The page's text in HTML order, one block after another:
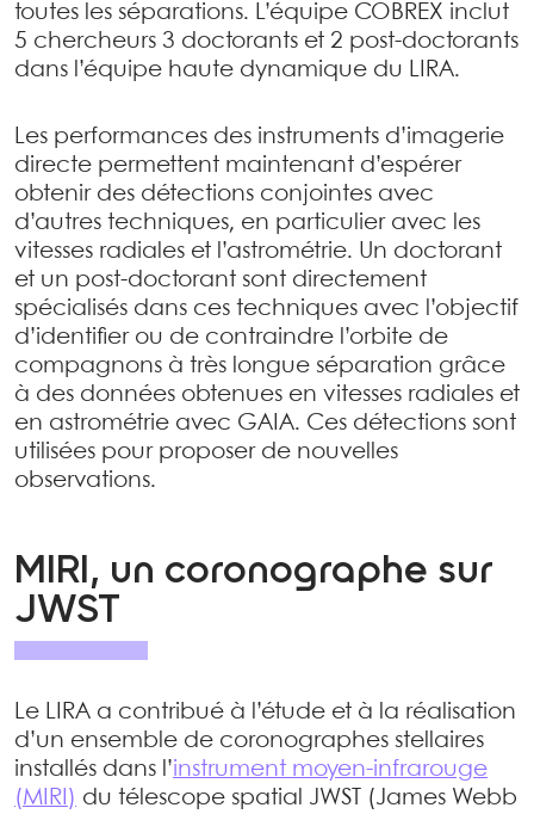
toutes les séparations. L’équipe COBREX inclut
5 chercheurs 3 doctorants et 2 post-doctorants
dans l’équipe haute dynamique du LIRA.
Les performances des instruments d’imagerie
directe permettent maintenant d’espérer
obtenir des détections conjointes avec
d’autres techniques, en particulier avec les
vitesses radiales et l’astrométrie. Un doctorant
et un post-doctorant sont directement
spécialisés dans ces techniques avec l’objectif
d’identifier ou de contraindre l’orbite de
compagnons à très longue séparation grâce
à des données obtenues en vitesses radiales et
en astrométrie avec GAIA. Ces détections sont
utilisées pour proposer de nouvelles
observations.
MIRI, un coronographe sur
JWST
Le LIRA a contribué à l’étude et à la réalisation
d’un ensemble de coronographes stellaires
installés dans l’instrument moyen-infrarouge
(MIRI) du télescope spatial JWST (James Webb